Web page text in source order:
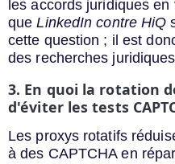
les accords juridiques
queLinkedIn contre HiQ
cette question ; il est
des recherches
3. En quoi la rotation
d'éviter les tests
Les proxys rotatifs
à des CAPTCHA en